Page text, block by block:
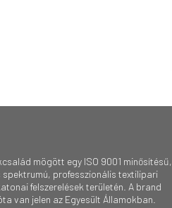
mögött egy ISO 9001 minősítésű,
professzionális textilipari
felszerelések területén. A brand
van jelen az Egyesült Államokban.